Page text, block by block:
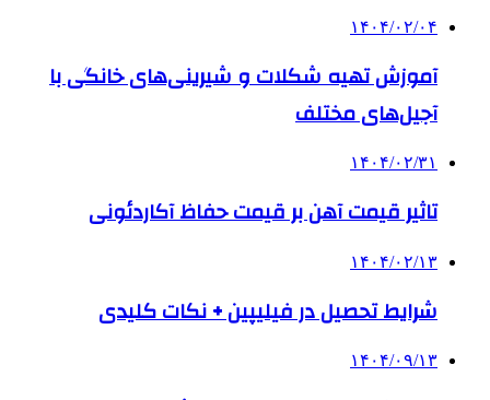
۱۴۰۴/۰۲/۰۴
آموزش تهیه شکلات و شیرینی‌های خانگی با
آجیل‌های مختلف
۱۴۰۴/۰۲/۳۱
تاثیر قیمت آهن بر قیمت حفاظ آکاردئونی
۱۴۰۴/۰۲/۱۳
شرایط تحصیل در فیلیپین + نکات کلیدی
۱۴۰۴/۰۹/۱۳